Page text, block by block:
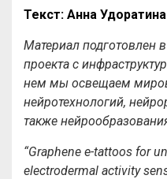
Текст: Анна Удоратина
Материал подготовлен
проекта с
нем мы освещаем
нейротехнологий,
также
“Graphene e-tattoos for
electrodermal activity